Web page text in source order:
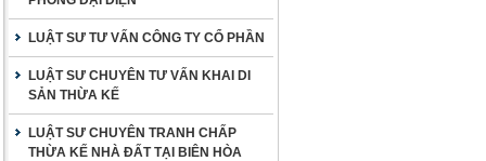
LUẬT SƯ TƯ VẤN CÔNG TY CỔ PHẦN
LUẬT SƯ CHUYÊN TƯ VẤN KHAI DI
SẢN THỪA KẾ
LUẬT SƯ CHUYÊN TRANH CHẤP
THỪA KẾ NHÀ ĐẤT TẠI BIÊN HÒA